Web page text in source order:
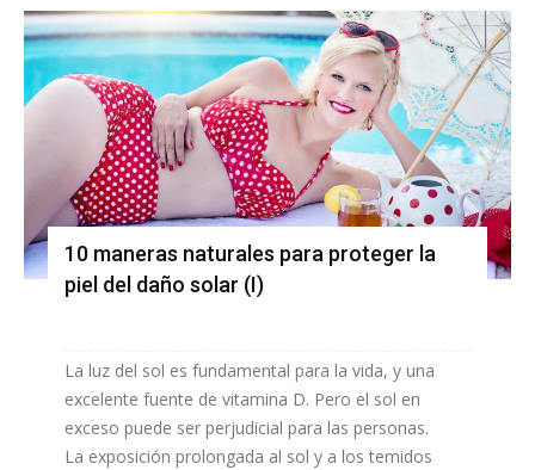
10 maneras naturales para proteger la
piel del daño solar (I)
La luz del sol es fundamental para la vida, y una
excelente fuente de vitamina D. Pero el sol en
exceso puede ser perjudicial para las personas.
La exposición prolongada al sol y a los temidos